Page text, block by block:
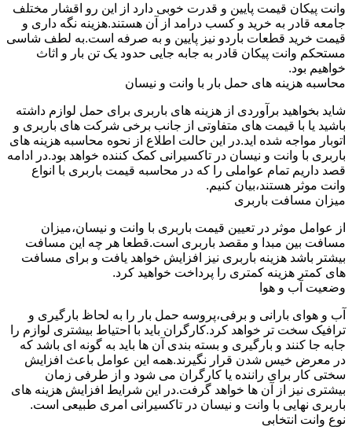
وانت پیکان قیمت پایین و قدرت خوبی دارد از این رو اقشار مختلف
جامعه قادر به خرید و کسب درامد از آن هستند.هزینه نگه داری و
قیمت خرید قطعات باردو نیز پایین و به صرفه است.به لطف شاسی
مستحکم وانت پیکان قادر به جابه جایی حدود یک تن بار و اثاث
خواهیم بود.
محاسبه هزینه های حمل بار با وانت و نیسان
شاید بخواهید برآوردی از هزینه های باربری برای حمل لوازم داشته
باشید یا با قیمت های متفاوتی از جانب برخی شرکت های باربری و
اتوبار مواجه شده اید.در این حالت اطلاع از نحوه محاسبه هزینه های
باربری با وانت و نیسان در تاکسیرانی کمک کننده خواهد بود.در ادامه
قصد داریم تمام عواملی را که در محاسبه قیمت باربری با انواع
وانت موثر هستند،بیان کنیم.
میزان مسافت باربری
از عوامل موثر در تعیین قیمت باربری با وانت و نیسان،میزان
مسافت بین مبدا و مقصد باربری است.قطعا هر چه این مسافت
بیشتر باشد هزینه باربری نیز افزایش خواهد یافت و برای مسافت
های کمتر هزینه کمتری را پرداخت خواهید کرد.
وضعیت آب و هوا
آب و هوای بارانی و برفی،پروسه حمل بار را به لحاظ بارگیری و
ترافیک سخت تر خواهد کرد.کارگران باید با احتیاط بیشتری لوازم را
جابه جا کنند و بارگیری و بسته بندی آن ها باید به گونه ای باشد که
در معرض خیس شدن قرار نگیرند.همه این عوامل باعث افزایش
سختی کار برای راننده یا کارگران می شود و از طرفی زمان
بیشتری نیز از آن ها خواهد گرفت.در این شرایط افزایش هزینه های
باربری نهایی با وانت و نیسان در تاکسیرانی امری طبیعی است.
نوع وانت انتخابی